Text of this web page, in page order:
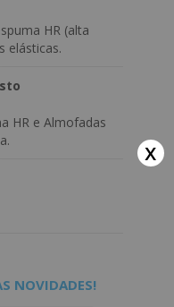
HR (alta
elásticas.
HR e Almofadas
x
NOVIDADES!